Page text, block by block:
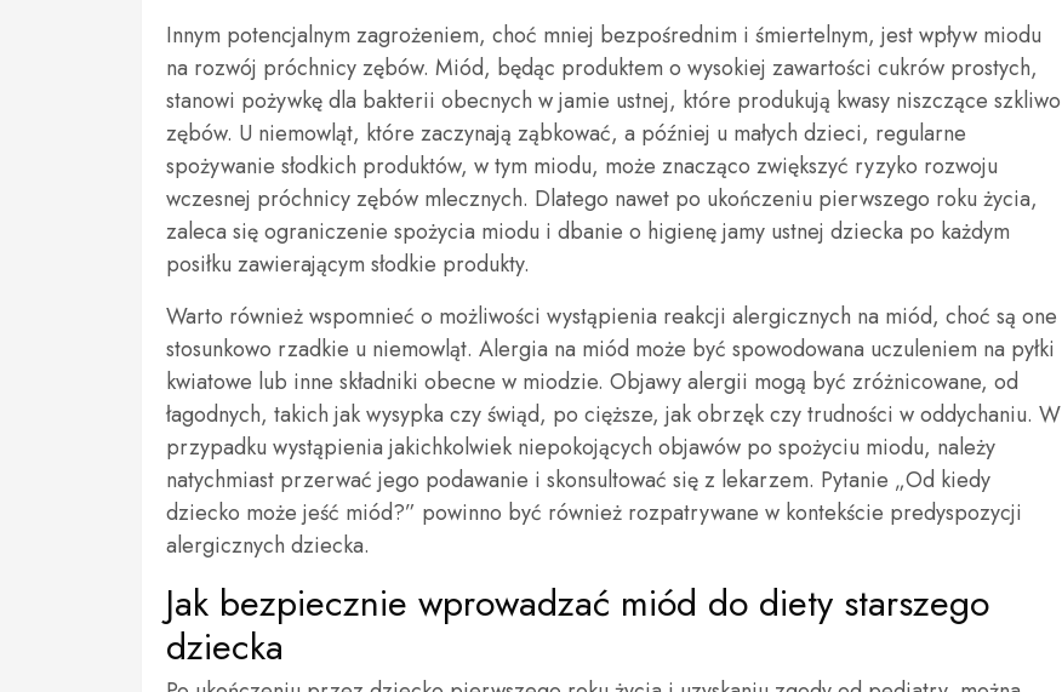
Innym potencjalnym zagrożeniem, choć mniej bezpośrednim i śmiertelnym, jest wpływ miodu
na rozwój próchnicy zębów. Miód, będąc produktem o wysokiej zawartości cukrów prostych,
stanowi pożywkę dla bakterii obecnych w jamie ustnej, które produkują kwasy niszczące szkliwo
zębów. U niemowląt, które zaczynają ząbkować, a później u małych dzieci, regularne
spożywanie słodkich produktów, w tym miodu, może znacząco zwiększyć ryzyko rozwoju
wczesnej próchnicy zębów mlecznych. Dlatego nawet po ukończeniu pierwszego roku życia,
zaleca się ograniczenie spożycia miodu i dbanie o higienę jamy ustnej dziecka po każdym
posiłku zawierającym słodkie produkty.
Warto również wspomnieć o możliwości wystąpienia reakcji alergicznych na miód, choć są one
stosunkowo rzadkie u niemowląt. Alergia na miód może być spowodowana uczuleniem na pyłki
kwiatowe lub inne składniki obecne w miodzie. Objawy alergii mogą być zróżnicowane, od
łagodnych, takich jak wysypka czy świąd, po cięższe, jak obrzęk czy trudności w oddychaniu. W
przypadku wystąpienia jakichkolwiek niepokojących objawów po spożyciu miodu, należy
natychmiast przerwać jego podawanie i skonsultować się z lekarzem. Pytanie „Od kiedy
dziecko może jeść miód?” powinno być również rozpatrywane w kontekście predyspozycji
alergicznych dziecka.
Jak bezpiecznie wprowadzać miód do diety starszego
dziecka